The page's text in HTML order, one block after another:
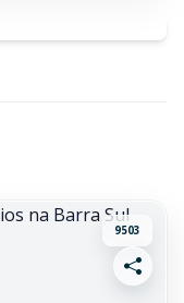
9503